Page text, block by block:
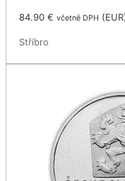
84.90€ včetně DPH (EUR
Stříbro